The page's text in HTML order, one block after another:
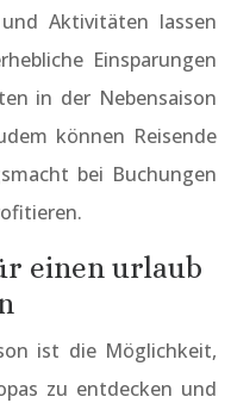
Aktivitäten lassen
Einsparungen
in der Nebensaison
können Reisende
bei Buchungen
einen urlaub
ist die Möglichkeit,
zu entdecken und